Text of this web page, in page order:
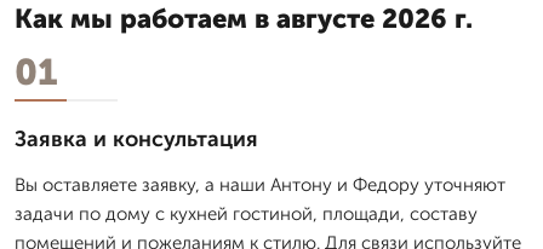
Как мы работаем в августе 2026 г.
01
Заявка и консультация
Вы оставляете заявку, а наши Антону и Федору уточняют
задачи по дому с кухней гостиной, площади, составу
помещений и пожеланиям к стилю. Для связи используйте